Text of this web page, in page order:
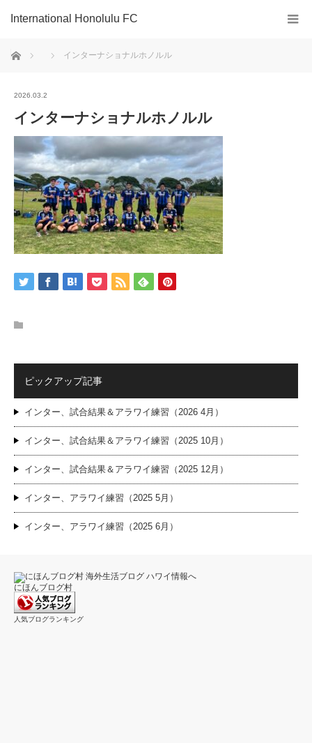
International Honolulu FC
ホーム インターナショナルホノルル
2026.03.2
インターナショナルホノルル
ピックアップ記事
インター、試合結果＆アラワイ練習（2026 4月）
インター、試合結果＆アラワイ練習（2025 10月）
インター、試合結果＆アラワイ練習（2025 12月）
インター、アラワイ練習（2025 5月）
インター、アラワイ練習（2025 6月）
にほんブログ村
人気ブログランキング